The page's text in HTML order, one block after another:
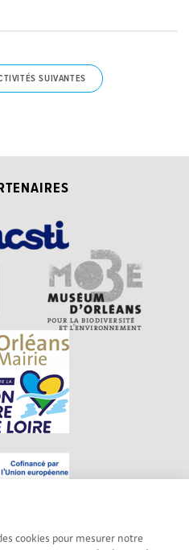
cookies pour mesurer notre
SUIVANTES